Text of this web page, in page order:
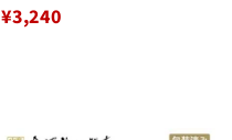
通
¥3,240